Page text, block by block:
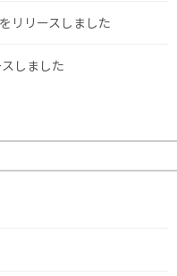
リリースしました
しました